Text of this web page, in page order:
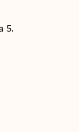
5.